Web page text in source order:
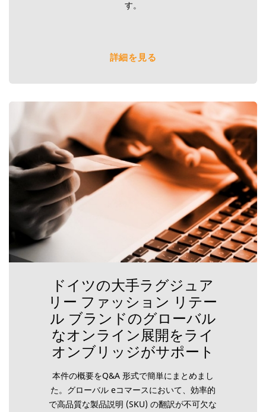
す。
詳細を見る
ドイツの大手ラグジュア
リー ファッション リテー
ル ブランドのグローバル
なオンライン展開をライ
オンブリッジがサポート
本件の概要をQ&A 形式で簡単にまとめまし
た。グローバル eコマースにおいて、効率的
で高品質な製品説明 (SKU) の翻訳が不可欠な